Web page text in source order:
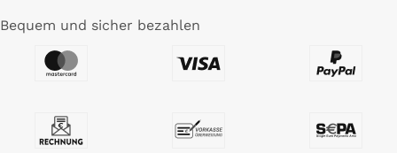
Bequem und sicher bezahlen